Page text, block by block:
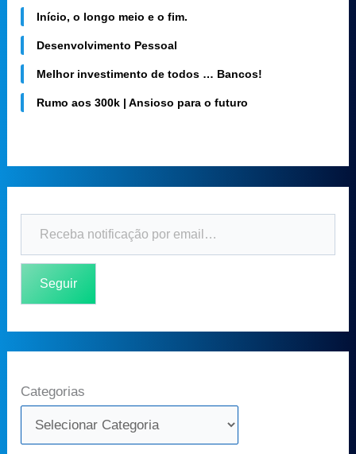
Início, o longo meio e o fim.
Desenvolvimento Pessoal
Melhor investimento de todos … Bancos!
Rumo aos 300k | Ansioso para o futuro
Seguir
Categorias